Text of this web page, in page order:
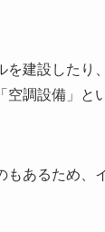
建設した
空調設備」
あるため、